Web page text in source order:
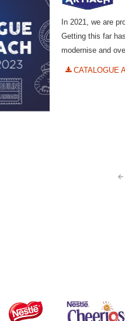
In 2021, we are
Getting this far
modernise and
CATALOGUE